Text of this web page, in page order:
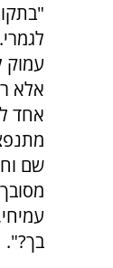
עמוק
אלא
אחד
שם
בך?".